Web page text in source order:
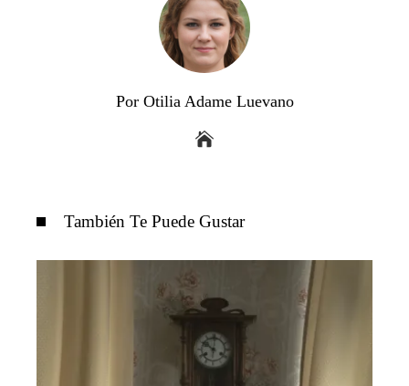
Por Otilia Adame Luevano
También Te Puede Gustar